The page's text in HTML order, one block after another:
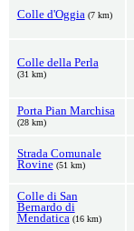
Colle d'Oggia (7 km)
Colle della Perla
(31 km)
Porta Pian Marchisa
(28 km)
Strada Comunale
Rovine (51 km)
Colle di San
Bernardo di
Mendatica (16 km)